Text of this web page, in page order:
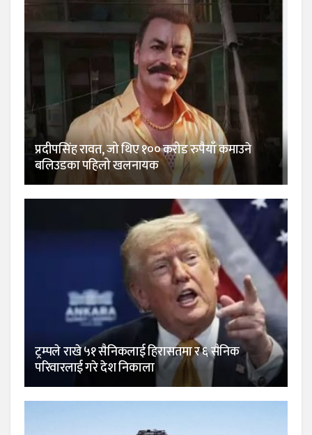
प्रदीपसिंह रावत, जो थिए १०० करोड रुपैयाँ कमाउने
बलिउडका पहिलो खलनायक
ट्रम्पले राखे ५१ सैनिकलाई हिरासतमा र ६ सैनिक
परिवारलाई गरे देश निकाला